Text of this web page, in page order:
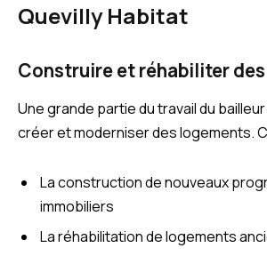
Quevilly Habitat
Construire et réhabiliter
Une grande partie du travail du
créer et moderniser des logements.
La construction de nouveaux
immobiliers
La réhabilitation de logements